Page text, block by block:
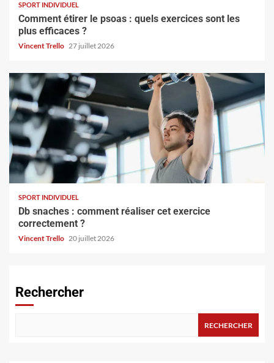
SPORT INDIVIDUEL
Comment étirer le psoas : quels exercices sont les
plus efficaces ?
Vincent Trello 27 juillet 2026
SPORT INDIVIDUEL
Db snaches : comment réaliser cet exercice
correctement ?
Vincent Trello 20 juillet 2026
Rechercher
RECHERCHER